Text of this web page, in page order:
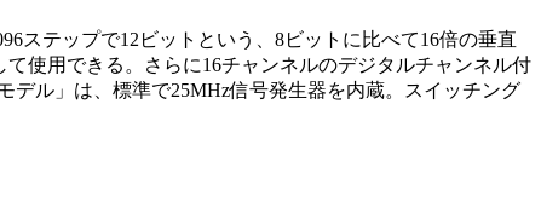
ステップで12ビットという、8ビットに比べて16倍の垂直
使用できる。さらに16チャンネルのデジタルチャンネル付
デル」は、標準で25MHz信号発生器を内蔵。スイッチング